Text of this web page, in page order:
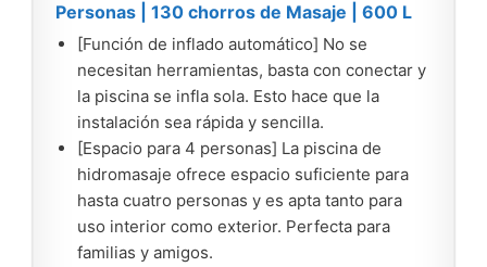
Personas | 130 chorros de Masaje | 600 L
[Función de inflado automático] No se
necesitan herramientas, basta con conectar y
la piscina se infla sola. Esto hace que la
instalación sea rápida y sencilla.
[Espacio para 4 personas] La piscina de
hidromasaje ofrece espacio suficiente para
hasta cuatro personas y es apta tanto para
uso interior como exterior. Perfecta para
familias y amigos.